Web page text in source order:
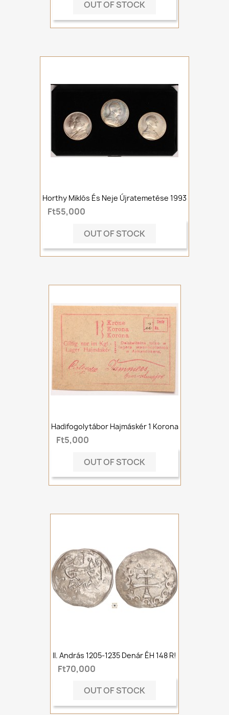
OUT OF STOCK
Horthy Miklós És Neje Újratemetése 1993
Ft55,000
OUT OF STOCK
Hadifogolytábor Hajmáskér 1 Korona
Ft5,000
OUT OF STOCK
II. András 1205-1235 Denár ÉH 148 R!
Ft70,000
OUT OF STOCK